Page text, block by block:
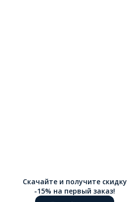
Скачайте и получите скидку
-15% на первый заказ!